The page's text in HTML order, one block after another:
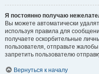
Я постоянно получаю
Вы можете автоматически
используя правила для
получаете оскорбительные
пользователя, отправьте
запретить пользователю
Вернуться к началу